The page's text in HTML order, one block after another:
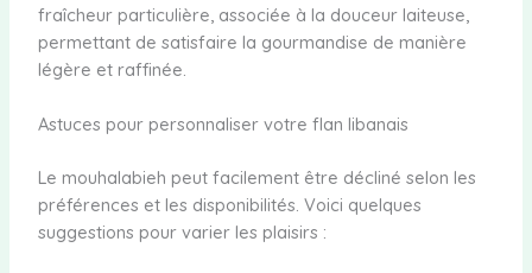
fraîcheur particulière, associée à la douceur laiteuse,
permettant de satisfaire la gourmandise de manière
légère et raffinée.
Astuces pour personnaliser votre flan libanais
Le mouhalabieh peut facilement être décliné selon les
préférences et les disponibilités. Voici quelques
suggestions pour varier les plaisirs :